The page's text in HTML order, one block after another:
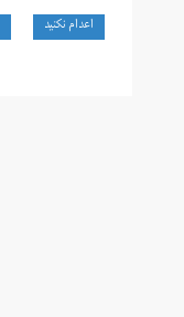
اعدام نکنید